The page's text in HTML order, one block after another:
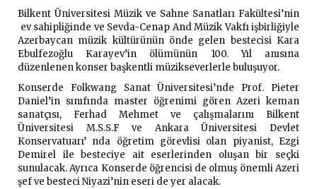
Bilkent Üniversitesi Müzik ve Sahne Sanatları Fakültesi’nin
ev sahipliğinde ve Sevda-Cenap And Müzik Vakfı işbirliğiyle
Azerbaycan müzik kültürünün önde gelen bestecisi Kara
Ebulfezoğlu Karayev’in ölümünün 100. Yıl anısına
düzenlenen konser başkentli müzikseverlerle buluşuyor.
Konserde Folkwang Sanat Üniversitesi’nde Prof. Pieter
Daniel’in sınıfında master öğrenimi gören Azeri keman
sanatçısı, Ferhad Mehmet ve çalışmalarını Bilkent
Üniversitesi M.S.S.F ve Ankara Üniversitesi Devlet
Konservatuarı’ nda öğretim görevlisi olan piyanist, Ezgi
Demirel ile besteciye ait eserlerinden oluşan bir seçki
sunulacak. Ayrıca Konserde öğrencisi de olmuş önemli Azeri
şef ve besteci Niyazi’nin eseri de yer alacak.